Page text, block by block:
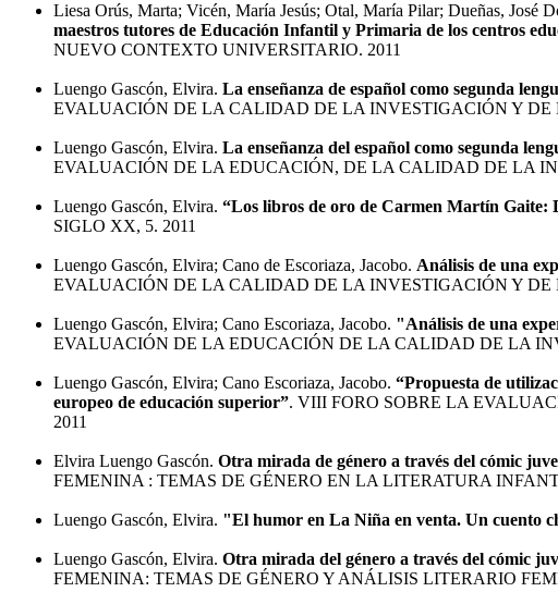
Liesa Orús, Marta; Vicén, María Jesús; Otal, María Pilar; Dueñas,
maestros tutores de Educación Infantil y Primaria de los centros
NUEVO CONTEXTO UNIVERSITARIO. 2011
Luengo Gascón, Elvira. La enseñanza de español como segunda
EVALUACIÓN DE LA CALIDAD DE LA INVESTIGACIÓN Y DE
Luengo Gascón, Elvira. La enseñanza del español como segunda
EVALUACIÓN DE LA EDUCACIÓN, DE LA CALIDAD DE LA
Luengo Gascón, Elvira. “Los libros de oro de Carmen Martín
SIGLO XX, 5. 2011
Luengo Gascón, Elvira; Cano de Escoriaza, Jacobo. Análisis de una
EVALUACIÓN DE LA CALIDAD DE LA INVESTIGACIÓN Y DE
Luengo Gascón, Elvira; Cano Escoriaza, Jacobo. "Análisis de una
EVALUACIÓN DE LA EDUCACIÓN DE LA CALIDAD DE LA
Luengo Gascón, Elvira; Cano Escoriaza, Jacobo. “Propuesta de
europeo de educación superior”. VIII FORO SOBRE LA
2011
Elvira Luengo Gascón. Otra mirada de género a través del cómic
FEMENINA : TEMAS DE GÉNERO EN LA LITERATURA
Luengo Gascón, Elvira. "El humor en La Niña en venta. Un cuento
Luengo Gascón, Elvira. Otra mirada del género a través del cómic
FEMENINA: TEMAS DE GÉNERO Y ANÁLISIS LITERARIO